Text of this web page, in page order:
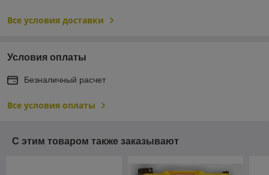
Все условия доставки
Условия оплаты
Безналичный расчет
Все условия оплаты
С этим товаром также заказывают